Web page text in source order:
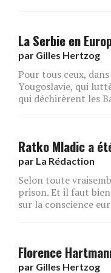
La Serbie en
par Gilles Hertzog
Pour tous ceux,
Yougoslavie, qui
qui déchirèrent les
Ratko Mladic a
par La Rédaction
Selon toute
prison. Et il faut
sur la conscience
Florence
par Gilles Hertzog